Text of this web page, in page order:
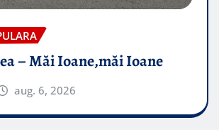
– Măi Ioane,măi Ioane
aug. 6, 2026